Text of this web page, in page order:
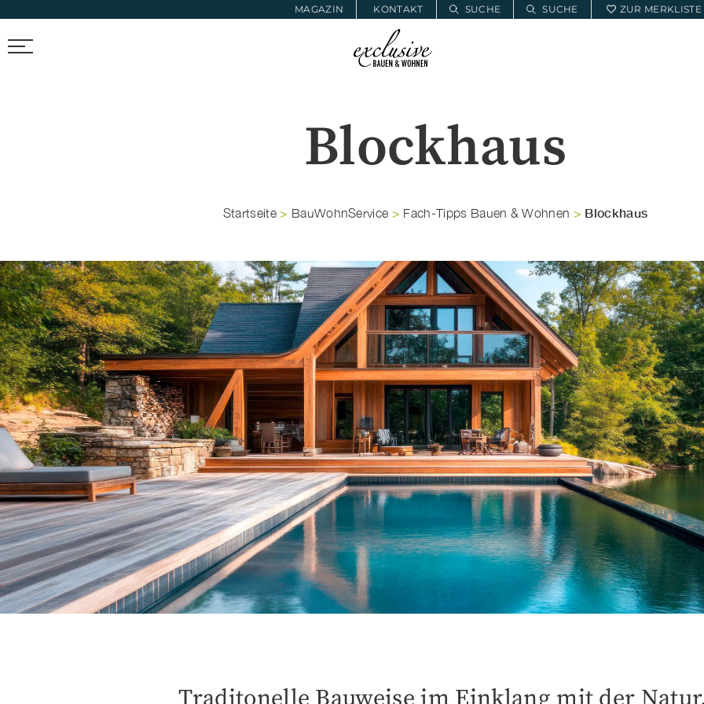
MAGAZIN KONTAKT SUCHE SUCHE ZUR MERKLISTE
FIRMEN FINDEN BAUWOHNSERVICE
Blockhaus
Startseite> BauWohnService > Fach-Tipps Bauen & Wohnen > Blockhaus